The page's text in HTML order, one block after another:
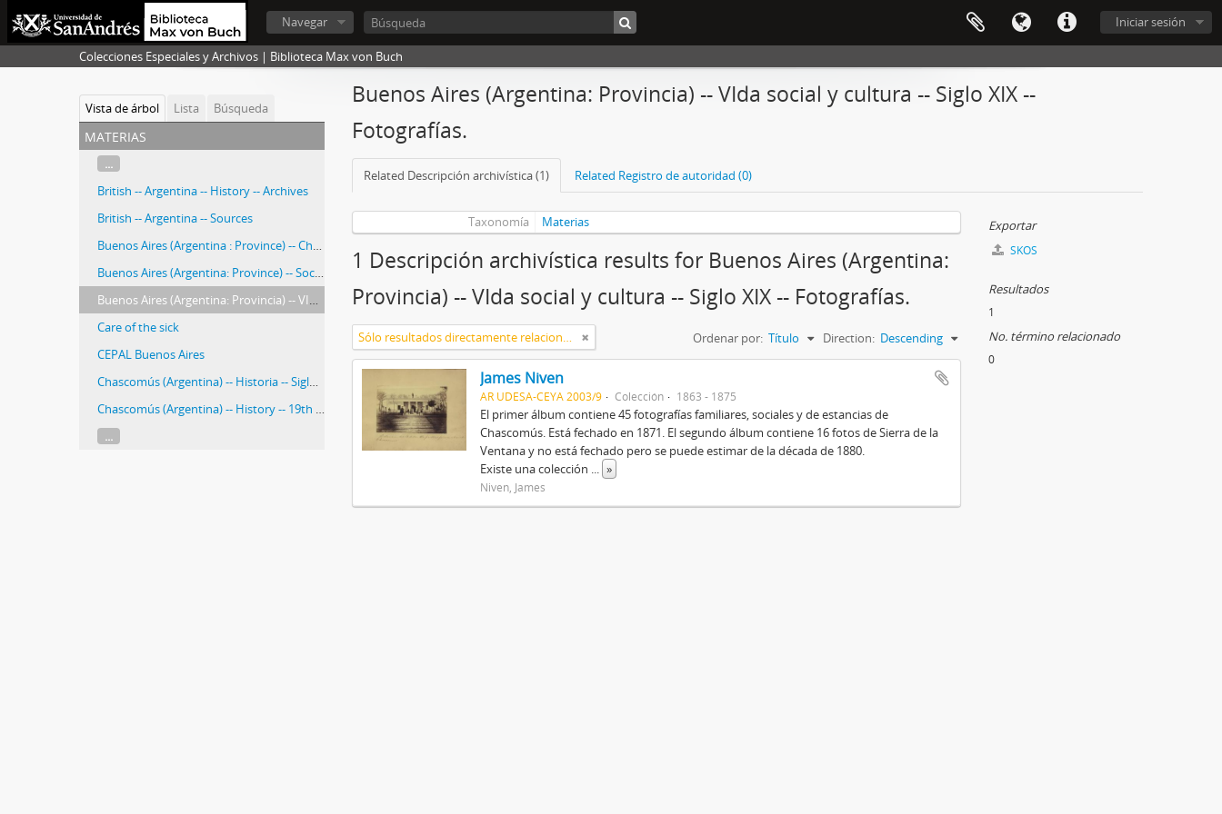
Iniciar sesión
Navegar
Colecciones Especiales y Archivos | Biblioteca Max von Buch
Vista de árbol Lista Búsqueda
materias
...
British -- Argentina -- History -- Archives
British -- Argentina -- Sources
Buenos Aires (Argentina : Province) -- Church history -- 19th century
Buenos Aires (Argentina: Province) -- Social life and customs --19th century -- Photographs.
Buenos Aires (Argentina: Provincia) -- VIda social y cultura -- Siglo XIX -- Fotografías.
Care of the sick
CEPAL Buenos Aires
Chascomús (Argentina) -- Historia -- Siglo XIX -- Fotografías.
Chascomús (Argentina) -- History -- 19th century -- Photographs.
...
Buenos Aires (Argentina: Provincia) -- VIda social y cultura -- Siglo XIX --
Fotografías.
Related Descripción archivística (1) Related Registro de autoridad (0)
Taxonomía Materias
1 Descripción archivística results for Buenos Aires (Argentina:
Provincia) -- VIda social y cultura -- Siglo XIX -- Fotografías.
Sólo resultados directamente relacionados Ordenar por: Título Direction: Descending
James Niven
AR UDESA-CEYA 2003/9 Colección 1863 - 1875
El primer álbum contiene 45 fotografías familiares, sociales y de estancias de
Chascomús. Está fechado en 1871. El segundo álbum contiene 16 fotos de Sierra de la
Ventana y no está fechado pero se puede estimar de la década de 1880.
Existe una colección ... »
Niven, James
Exportar
SKOS
Resultados
1
No. término relacionado
0